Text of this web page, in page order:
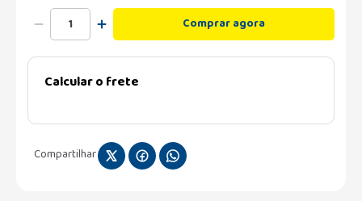
Comprar agora
Calcular o frete
Compartilhar